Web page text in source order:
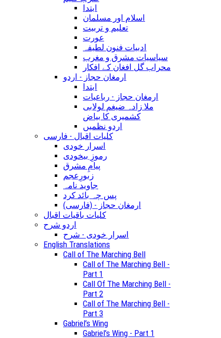
ابتدا
اسلام اور مسلمان
تعلیم و تربیت
عورت
ادبیات فنون لطیفہ
سیاسیات مشرق و مغرب
محراب گل افغان کے افکار
ارمغان حجاز - اردو
ابتدا
ارمغان حجاز - رباعیات
ملا زادہ ضیغم لولابی
کشمیری کا بیاض
اردو نظمیں
کلیات اقبال - فارسی
اسرار خودی
رموزِ بیخودی
پیامِ مشرق
زبورِعجم
جاوید نامہ
پس چہ بائد کرد
(ارمغان حجاز - (فارسی
کلیات باقیات اقبال
اردو شرح
اسرار خودی - شرح
English Translations
Call of The Marching Bell
Call of The Marching Bell -
Part 1
Call Of The Marching Bell -
Part 2
Call of The Marching Bell -
Part 3
Gabriel’s Wing
Gabriel’s Wing - Part 1